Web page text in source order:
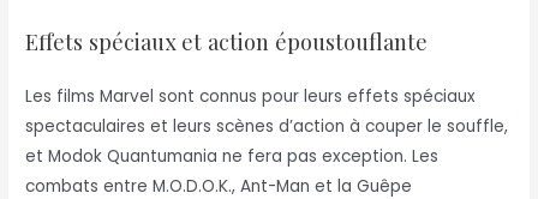
Effets spéciaux et action époustouflante
Les films Marvel sont connus pour leurs effets spéciaux
spectaculaires et leurs scènes d’action à couper le souffle,
et Modok Quantumania ne fera pas exception. Les
combats entre M.O.D.O.K., Ant-Man et la Guêpe